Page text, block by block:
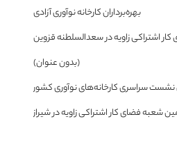
بهره‌برداران کارخانه نوآوری آزادی
اشتراکی زاویه در سعدالسلطنه قزوین
(بدون عنوان)
نشست سراسری کارخانه‌های نوآوری کشور
شعبه فضای کار اشتراکی زاویه در شیراز